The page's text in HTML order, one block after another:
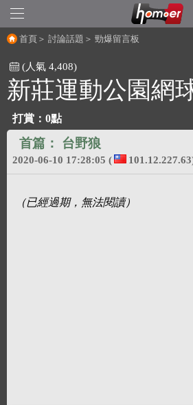
首頁 ＞ 討論話題 ＞ 勁爆留言板
(人氣 4,408)
新莊運動公園網
打賞： 0點
首篇： 台野狼
2020-06-10 17:28:05 (
（已經過期，無法閱讀）